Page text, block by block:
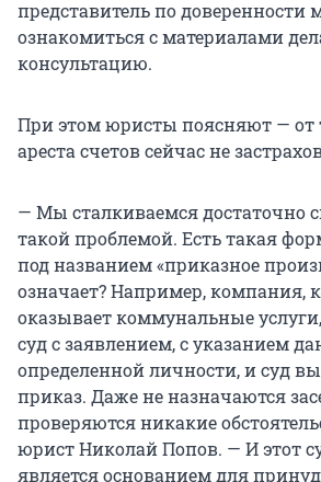
представитель по доверенности
ознакомиться с материалами
консультацию.
При этом юристы поясняют — от
ареста счетов сейчас не
— Мы сталкиваемся достаточно
такой проблемой. Есть такая
под названием «приказное
означает? Например, компания,
оказывает коммунальные
суд с заявлением, с указанием
определенной личности, и суд
приказ. Даже не назначаются
проверяются никакие
юрист Николай Попов. — И этот
является основанием для